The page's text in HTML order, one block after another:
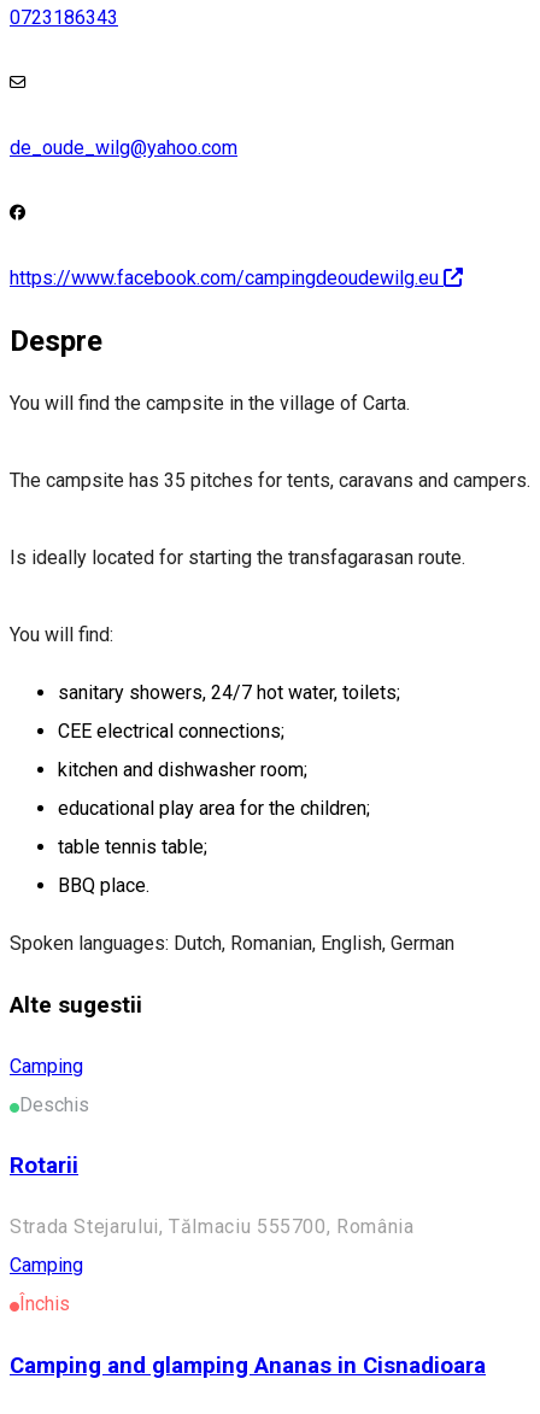
0723186343
de_oude_wilg@yahoo.com
https://www.facebook.com/campingdeoudewilg.eu
Despre
You will find the campsite in the village of Carta.
The campsite has 35 pitches for tents, caravans and campers.
Is ideally located for starting the transfagarasan route.
You will find:
sanitary showers, 24/7 hot water, toilets;
CEE electrical connections;
kitchen and dishwasher room;
educational play area for the children;
table tennis table;
BBQ place.
Spoken languages: Dutch, Romanian, English, German
Alte sugestii
Camping
Deschis
Rotarii
Strada Stejarului, Tălmaciu 555700, România
Camping
Închis
Camping and glamping Ananas in Cisnadioara